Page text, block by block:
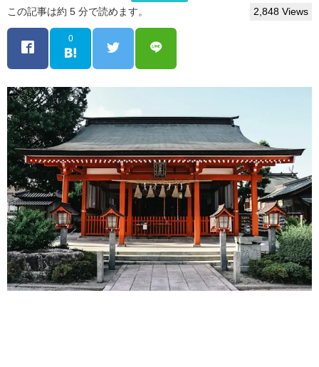
この記事は約 5 分で読めます。 2,848 Views
0